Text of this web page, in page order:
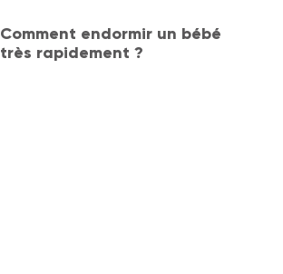
Comment endormir un bébé
très rapidement ?